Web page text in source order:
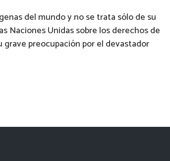
del mundo y no se trata sólo de su
Naciones Unidas sobre los derechos de
grave preocupación por el devastador